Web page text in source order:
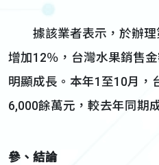
據該業者表示，於辦理
增加12％，台灣水果銷售
明顯成長。本年1至10月，
6,000餘萬元，較去年同期
參、結論